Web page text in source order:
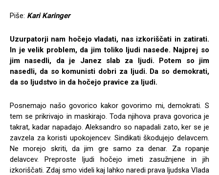
Piše: Kari Karinger
Uzurpatorji nam hočejo vladati, nas izkoriščati in zatirati.
In je velik problem, da jim toliko ljudi nasede. Najprej so
jim nasedli, da je Janez slab za ljudi. Potem so jim
nasedli, da so komunisti dobri za ljudi. Da so demokrati,
da so ljudstvo in da hočejo pravice za ljudi.
Posnemajo našo govorico kakor govorimo mi, demokrati. S
tem se prikrivajo in maskirajo. Toda njihova prava govorica je
takrat, kadar napadajo. Aleksandro so napadali zato, ker se je
zavzela za koristi upokojencev. Sindikati škodujejo delavcem.
Ne morejo skriti, da jim gre samo za denar. Za ropanje
delavcev. Preproste ljudi hočejo imeti zasužnjene in jih
izkoriščati. Zdaj smo videli kaj lahko naredi prava ljudska Vlada